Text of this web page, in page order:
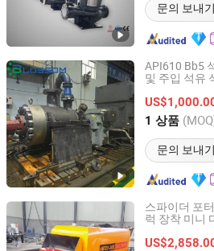
문의 보내기
API610 Bb5
및 주입 석유
1 상품
문의 보내기
Shandong Blossom Pump Co., Ltd.
Shandong, China 이후
스파이더 포
럭 장착 미니
Shandong China Coal Industrial &
Co., Ltd.